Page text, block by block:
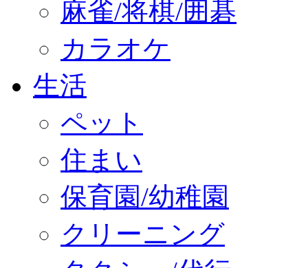
麻雀/将棋/囲碁
カラオケ
生活
ペット
住まい
保育園/幼稚園
クリーニング